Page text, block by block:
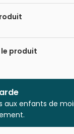
produit
Puzzles
Puzzle
aux enfants de